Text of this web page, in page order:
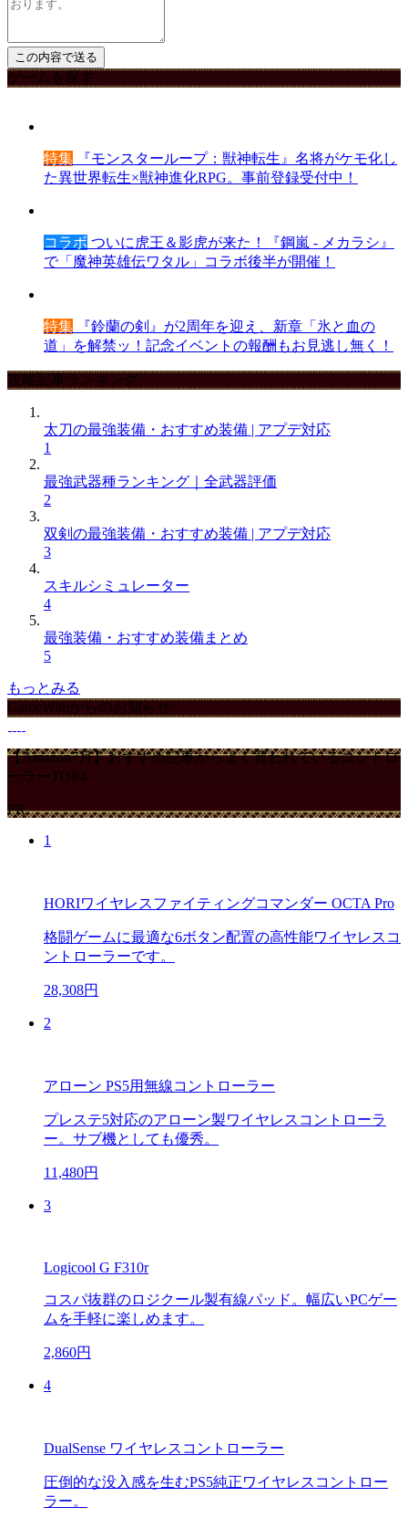
ゲームを探す
特集 『モンスターループ：獣神転生』名将がケモ化し
た異世界転生×獣神進化RPG。事前登録受付中！
コラボ ついに虎王＆影虎が来た！『鋼嵐 - メカラシ』
で「魔神英雄伝ワタル」コラボ後半が開催！
特集 『鈴蘭の剣』が2周年を迎え、新章「氷と血の
道」を解禁ッ！記念イベントの報酬もお見逃し無く！
攻略記事ランキング
太刀の最強装備・おすすめ装備 | アプデ対応
1
最強武器種ランキング｜全武器評価
2
双剣の最強装備・おすすめ装備 | アプデ対応
3
スキルシミュレーター
4
最強装備・おすすめ装備まとめ
5
もっとみる
GameWithからのお知らせ
【Amazon7月】おすすめ記事からよく買われているコントロ
ーラーTOP4
PR
1
HORIワイヤレスファイティングコマンダー OCTA Pro
格闘ゲームに最適な6ボタン配置の高性能ワイヤレスコ
ントローラーです。
28,308円
2
アローン PS5用無線コントローラー
プレステ5対応のアローン製ワイヤレスコントローラ
ー。サブ機としても優秀。
11,480円
3
Logicool G F310r
コスパ抜群のロジクール製有線パッド。幅広いPCゲー
ムを手軽に楽しめます。
2,860円
4
DualSense ワイヤレスコントローラー
圧倒的な没入感を生むPS5純正ワイヤレスコントロー
ラー。